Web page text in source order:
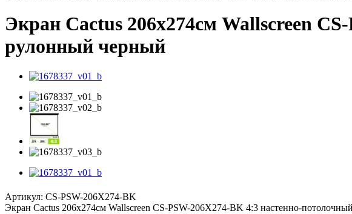
Экран Cactus 206x274см Wallscreen
рулонный черный
Артикул: CS-PSW-206X274-BK
Экран Cactus 206x274см Wallscreen CS-PSW-206X274-BK 4:3 настенно-